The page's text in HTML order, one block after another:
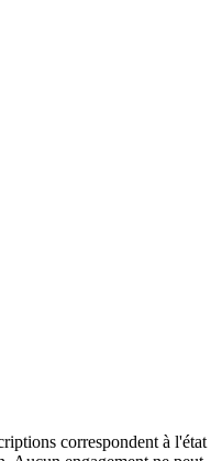
correspondent à l'état